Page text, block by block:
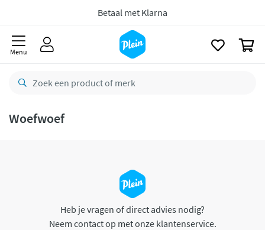
Betaal met Klarna
Menu
Woefwoef
Heb je vragen of direct advies nodig?
Neem contact op met onze klantenservice.